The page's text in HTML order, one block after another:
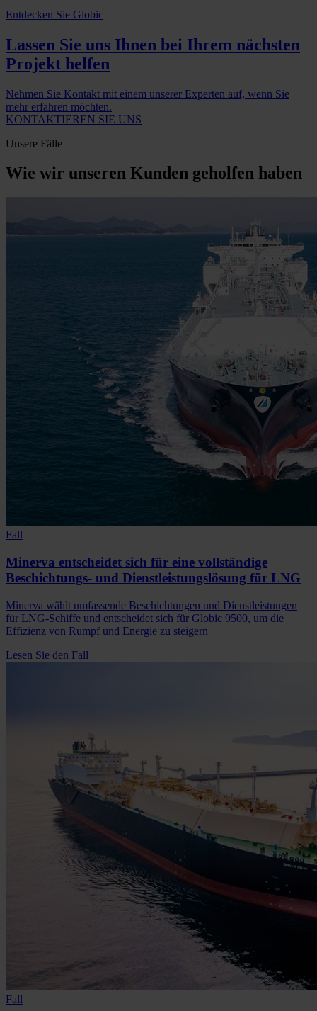
Entdecken Sie Globic
Lassen Sie uns Ihnen bei Ihrem nächsten
Projekt helfen
Nehmen Sie Kontakt mit einem unserer Experten auf, wenn Sie
mehr erfahren möchten.
KONTAKTIEREN SIE UNS
Unsere Fälle
Wie wir unseren Kunden geholfen haben
Fall
Minerva entscheidet sich für eine vollständige
Beschichtungs- und Dienstleistungslösung für LNG
Minerva wählt umfassende Beschichtungen und Dienstleistungen
für LNG-Schiffe und entscheidet sich für Globic 9500, um die
Effizienz von Rumpf und Energie zu steigern
Lesen Sie den Fall
Fall